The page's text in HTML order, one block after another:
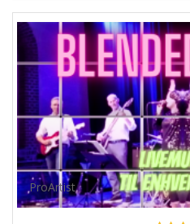
ProArtist